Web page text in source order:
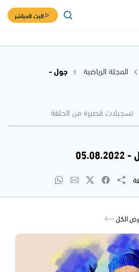
البث المباشر
المجلة الرياضية
جول -
تسجيلات قصيرة من الحلقة
الكل